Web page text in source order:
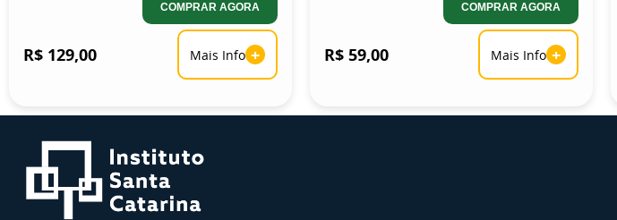
COMPRAR AGORA
R$ 129,00 Mais Info +
COMPRAR AGORA
R$ 59,00 Mais Info +